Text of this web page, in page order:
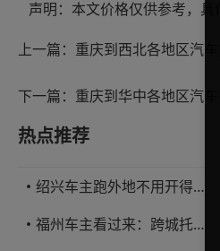
声明：本文价格仅供参考，具
上一篇： 重庆到西北各地区汽车
下一篇： 重庆到华中各地区汽车
热点推荐
绍兴车主跑外地不用开得累？这份汽车托运实用指南收好不亏
福州车主看过来：跨城托运1000公里，这笔账要怎么算才不亏